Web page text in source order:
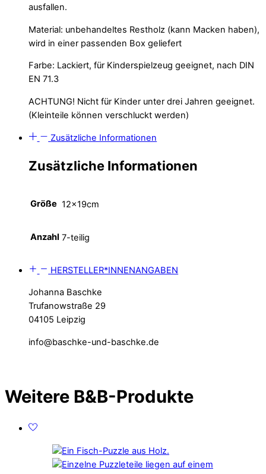
ausfallen.
Material: unbehandeltes Restholz (kann Macken haben),
wird in einer passenden Box geliefert
Farbe: Lackiert, für Kinderspielzeug geeignet, nach DIN
EN 71.3
ACHTUNG! Nicht für Kinder unter drei Jahren geeignet.
(Kleinteile können verschluckt werden)
Zusätzliche Informationen
Zusätzliche Informationen
Größe 12x19cm
Anzahl 7-teilig
HERSTELLER*INNENANGABEN
Johanna Baschke
Trufanowstraße 29
04105 Leipzig
info@baschke-und-baschke.de
Weitere B&B-Produkte